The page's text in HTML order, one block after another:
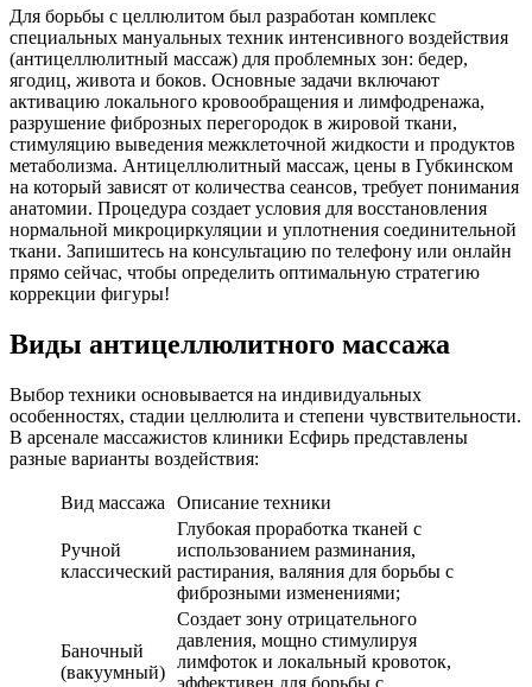
Для борьбы с целлюлитом был разработан комплекс
специальных мануальных техник интенсивного воздействия
(антицеллюлитный массаж) для проблемных зон: бедер,
ягодиц, живота и боков. Основные задачи включают
активацию локального кровообращения и лимфодренажа,
разрушение фиброзных перегородок в жировой ткани,
стимуляцию выведения межклеточной жидкости и продуктов
метаболизма. Антицеллюлитный массаж, цены в Губкинском
на который зависят от количества сеансов, требует понимания
анатомии. Процедура создает условия для восстановления
нормальной микроциркуляции и уплотнения соединительной
ткани. Запишитесь на консультацию по телефону или онлайн
прямо сейчас, чтобы определить оптимальную стратегию
коррекции фигуры!
Виды антицеллюлитного массажа
Выбор техники основывается на индивидуальных
особенностях, стадии целлюлита и степени чувствительности.
В арсенале массажистов клиники Есфирь представлены
разные варианты воздействия:
Вид массажа Описание техники
Ручной
классический
Глубокая проработка тканей с
использованием разминания,
растирания, валяния для борьбы с
фиброзными изменениями;
Баночный
(вакуумный)
Создает зону отрицательного
давления, мощно стимулируя
лимфоток и локальный кровоток,